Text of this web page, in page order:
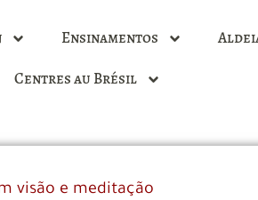
Ensinamentos
Centres au Brésil
visão e meditação